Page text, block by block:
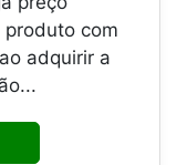
produto com
adquirir a